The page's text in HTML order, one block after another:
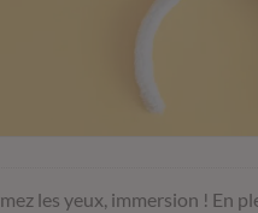
les yeux, immersion ! En